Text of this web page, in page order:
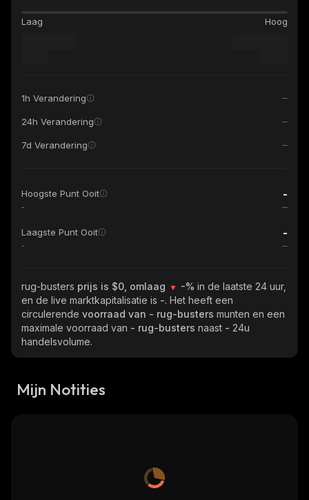
Laag Hoog
1h Verandering
24h Verandering
7d Verandering
Hoogste Punt Ooit -
-
Laagste Punt Ooit -
-
rug-busters prijs is $0, omlaag -% in de laatste 24 uur,
en de live marktkapitalisatie is -. Het heeft een
circulerende voorraad van - rug-busters munten en een
maximale voorraad van - rug-busters naast - 24u
handelsvolume.
Mijn Notities